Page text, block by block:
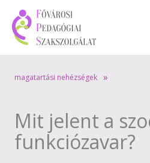
content
magatartási nehézségek »
Mit jelent a
funkciózavar?